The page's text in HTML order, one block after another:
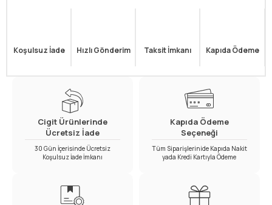
Koşulsuz İade Hızlı Gönderim Taksit İmkanı Kapıda Ödeme
Cigit Ürünlerinde
Ücretsiz İade
30 Gün İçerisinde Ücretsiz
Koşulsuz İade İmkanı
Kapıda Ödeme
Seçeneği
Tüm Siparişlerinide Kapıda Nakit
yada Kredi Kartıyla Ödeme